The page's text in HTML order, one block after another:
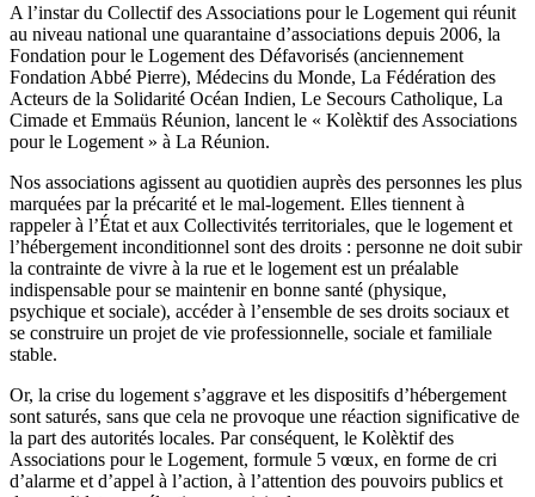
A l’instar du Collectif des Associations pour le Logement qui réunit
au niveau national une quarantaine d’associations depuis 2006, la
Fondation pour le Logement des Défavorisés (anciennement
Fondation Abbé Pierre), Médecins du Monde, La Fédération des
Acteurs de la Solidarité Océan Indien, Le Secours Catholique, La
Cimade et Emmaüs Réunion, lancent le « Kolèktif des Associations
pour le Logement » à La Réunion.
Nos associations agissent au quotidien auprès des personnes les plus
marquées par la précarité et le mal-logement. Elles tiennent à
rappeler à l’État et aux Collectivités territoriales, que le logement et
l’hébergement inconditionnel sont des droits : personne ne doit subir
la contrainte de vivre à la rue et le logement est un préalable
indispensable pour se maintenir en bonne santé (physique,
psychique et sociale), accéder à l’ensemble de ses droits sociaux et
se construire un projet de vie professionnelle, sociale et familiale
stable.
Or, la crise du logement s’aggrave et les dispositifs d’hébergement
sont saturés, sans que cela ne provoque une réaction significative de
la part des autorités locales. Par conséquent, le Kolèktif des
Associations pour le Logement, formule 5 vœux, en forme de cri
d’alarme et d’appel à l’action, à l’attention des pouvoirs publics et